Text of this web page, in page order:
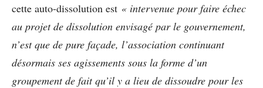
cette auto-dissolution est « intervenue pour faire échec
au projet de dissolution envisagé par le gouvernement,
n’est que de pure façade, l’association continuant
désormais ses agissements sous la forme d’un
groupement de fait qu’il y a lieu de dissoudre pour les